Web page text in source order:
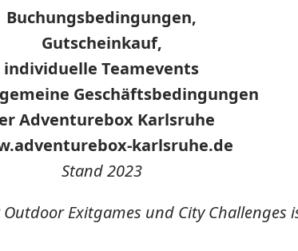
Buchungsbedingungen,
Gutscheinkauf,
individuelle Teamevents
Geschäftsbedingungen
Adventurebox Karlsruhe
karlsruhe.de
Stand 2023
Exitgames und City Challenges